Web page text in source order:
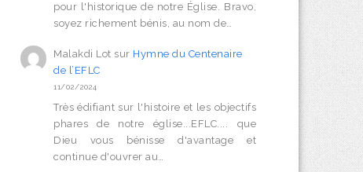
pour l'historique de notre Église. Bravo,
soyez richement bénis, au nom de…
Malakdi Lot sur Hymne du Centenaire
de l’EFLC
11/02/2024
Très édifiant sur l'histoire et les objectifs
phares de notre église...EFLC.... que
Dieu vous bénisse d'avantage et
continue d'ouvrer au…